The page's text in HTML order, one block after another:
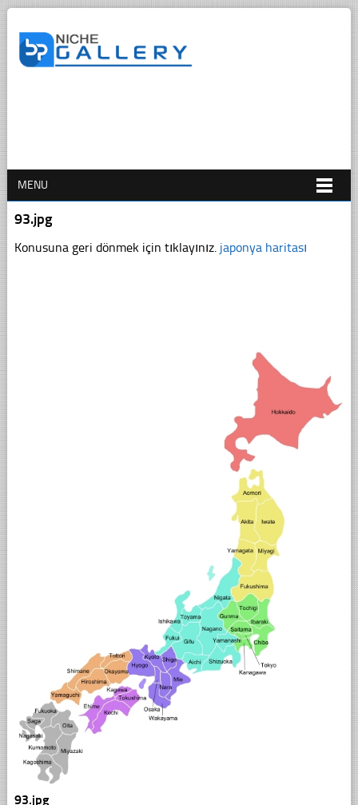
MENU
93.jpg
Konusuna geri dönmek için tıklayınız. japonya haritası
93.jpg